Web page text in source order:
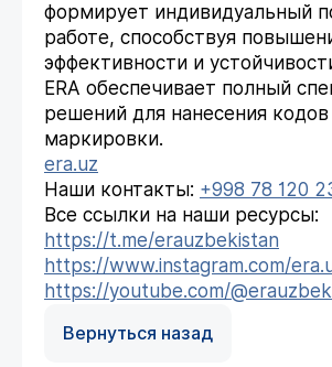
формирует индивидуальный
работе, способствуя
эффективности и
ERA обеспечивает полный
решений для нанесения кодов
маркировки.
era.uz
Наши контакты: +998 78 120
Все ссылки на наши ресурсы:
https://t.me/erauzbekistan
https://www.instagram.com/
https://youtube.com/
Вернуться назад